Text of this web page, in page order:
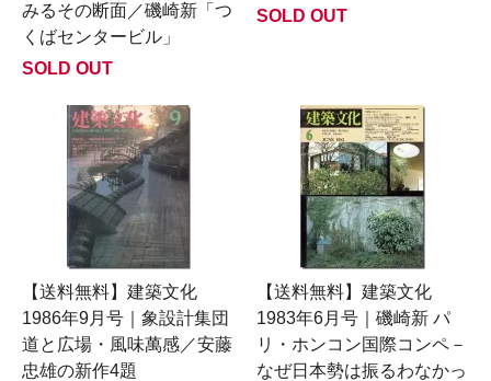
みるその断面／磯崎新「つ
くばセンタービル」
SOLD OUT
SOLD OUT
【送料無料】建築文化
1986年9月号｜象設計集団
道と広場・風味萬感／安藤
忠雄の新作4題
【送料無料】建築文化
1983年6月号｜磯崎新 パ
リ・ホンコン国際コンペ－
なぜ日本勢は振るわなかっ